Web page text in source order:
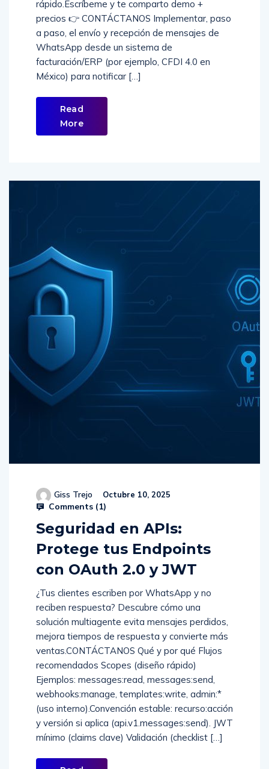
rápido.Escríbeme y te comparto demo +
precios 👉 CONTÁCTANOS Implementar, paso
a paso, el envío y recepción de mensajes de
WhatsApp desde un sistema de
facturación/ERP (por ejemplo, CFDI 4.0 en
México) para notificar […]
Read
More
Giss Trejo Octubre 10, 2025
Comments (1)
Seguridad en APIs:
Protege tus Endpoints
con OAuth 2.0 y JWT
¿Tus clientes escriben por WhatsApp y no
reciben respuesta? Descubre cómo una
solución multiagente evita mensajes perdidos,
mejora tiempos de respuesta y convierte más
ventas.CONTÁCTANOS Qué y por qué Flujos
recomendados Scopes (diseño rápido)
Ejemplos: messages:read, messages:send,
webhooks:manage, templates:write, admin:*
(uso interno).Convención estable: recurso:acción
y versión si aplica (api.v1.messages:send). JWT
mínimo (claims clave) Validación (checklist […]